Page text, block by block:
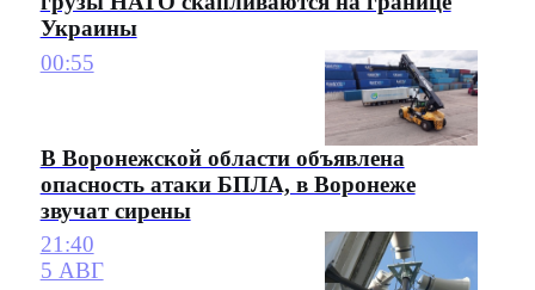
Украины
00:55
В Воронежской области объявлена
опасность атаки БПЛА, в Воронеже
звучат сирены
21:40
5 АВГ